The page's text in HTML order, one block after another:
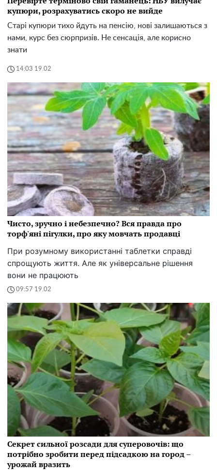
купюри, розрахуватись скоро не вийде
Старі купюри тихо йдуть на пенсію, нові залишаються з
нами, курс без сюрпризів. Не сенсація, але корисно
знати
14:03 19.02
Чисто, зручно і небезпечно? Вся правда про
торф'яні пігулки, про яку мовчать продавці
При розумному використанні таблетки справді
спрощують життя. Але як універсальне рішення
вони не працюють
09:57 19.02
Секрет сильної розсади для суперовочів: що
потрібно зробити перед підсадкою на город –
урожай вразить